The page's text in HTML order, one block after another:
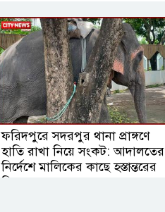
ফরিদপুরে সদরপুর থানা প্রাঙ্গণে
হাতি রাখা নিয়ে সংকট: আদালতের
নির্দেশে মালিকের কাছে হস্তান্তরের
সিদ্ধান্ত